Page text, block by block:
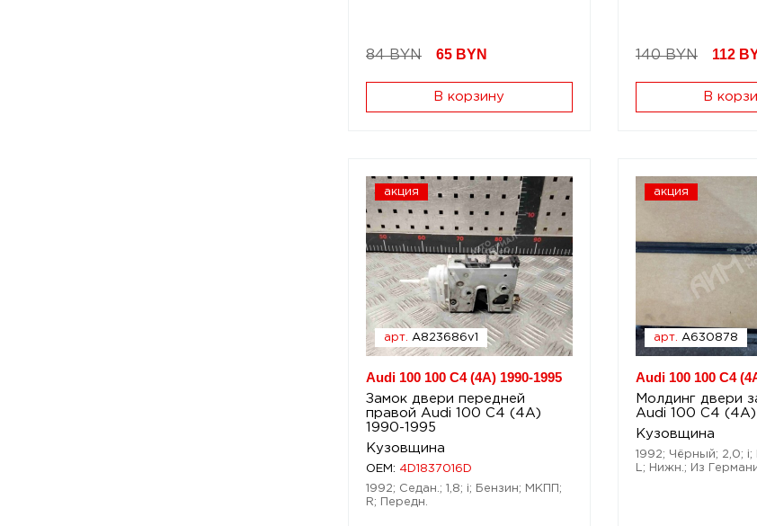
84 BYN 65 BYN
В корзину
140 BYN 112
В
акция
арт. A823686v1
Audi 100 100 C4 (4A) 1990-1995
Замок двери передней
правой Audi 100 C4 (4A)
1990-1995
Кузовщина
OEM: 4D1837016D
1992; Седан.; 1,8; i; Бензин; МКПП;
R; Передн.
акция
арт. A630878
Audi 100 100 C4
Молдинг двери
Audi 100 C4 (4A)
Кузовщина
1992; Чёрный; 2,0;
L; Нижн.; Из